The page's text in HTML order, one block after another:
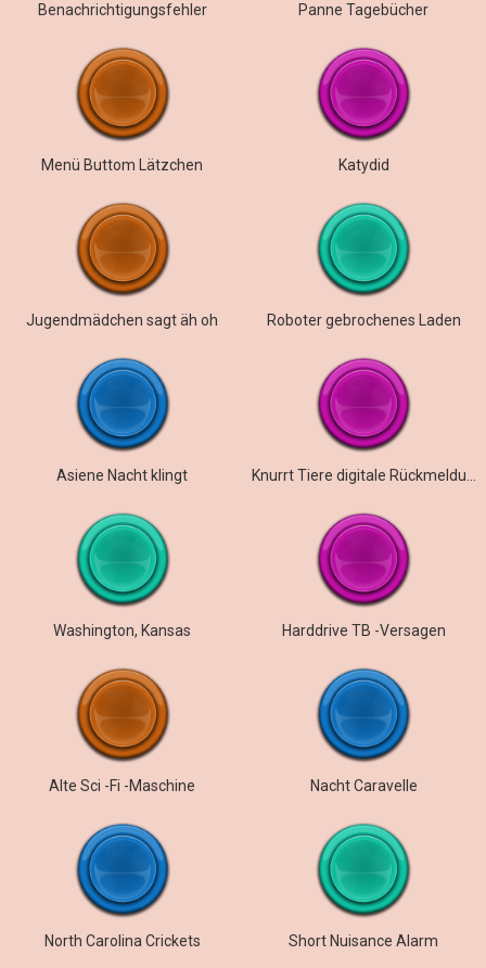
Benachrichtigungsfehler Panne Tagebücher
Menü Buttom Lätzchen Katydid
Jugendmädchen sagt äh oh Roboter gebrochenes Laden
Asiene Nacht klingt
Washington, Kansas Harddrive TB -Versagen
Alte Sci -Fi -Maschine Nacht Caravelle
North Carolina Crickets Short Nuisance Alarm